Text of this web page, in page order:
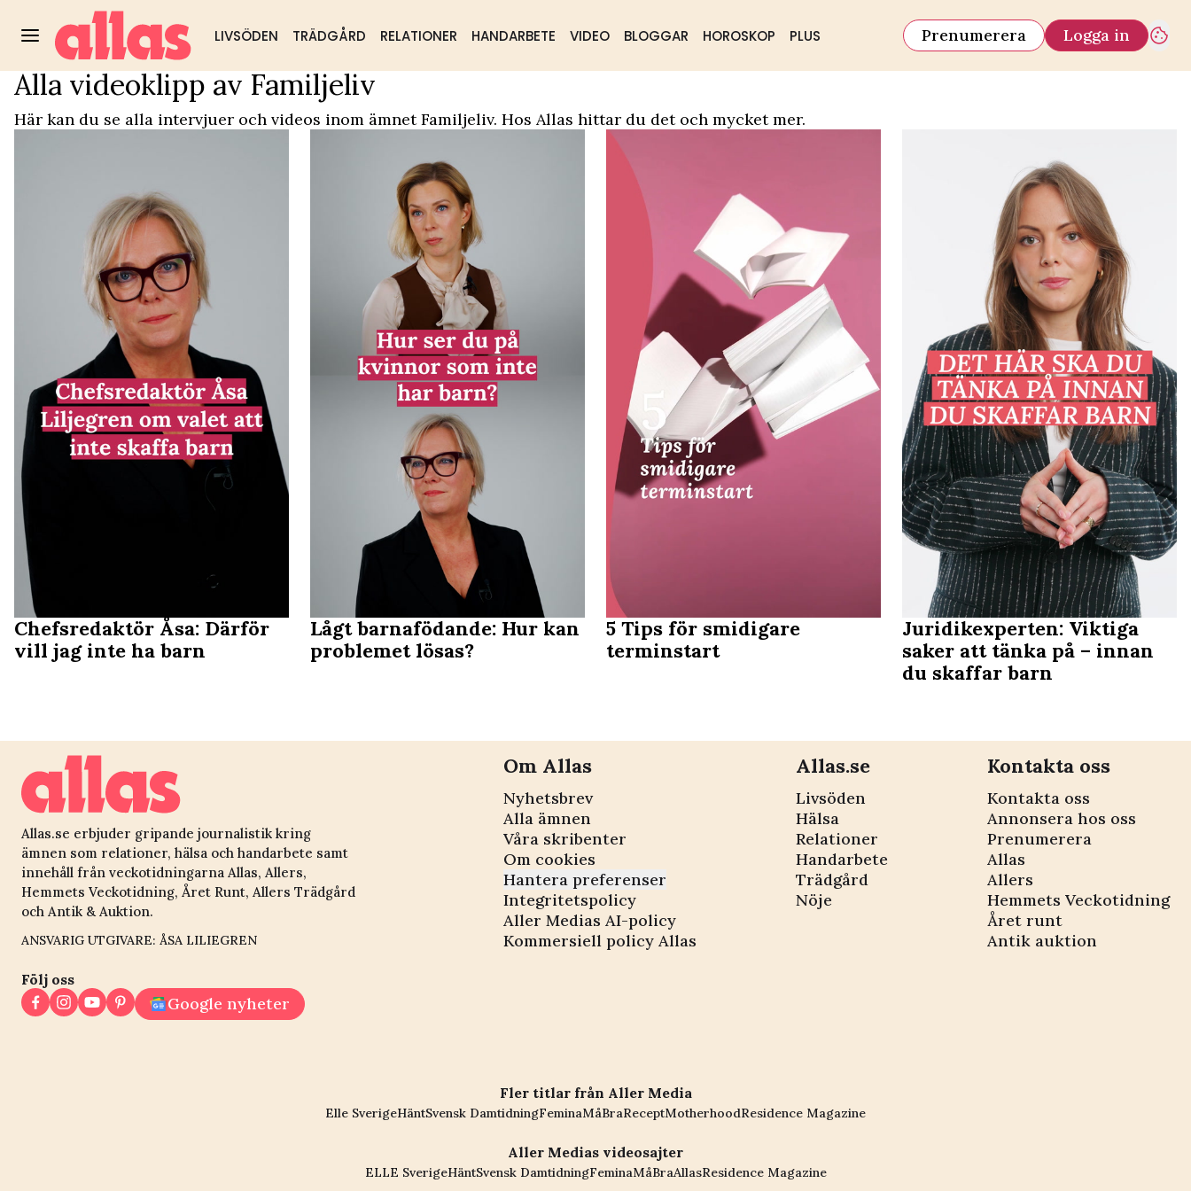
LIVSÖDEN TRÄDGÅRD RELATIONER HANDARBETE VIDEO BLOGGAR HOROSKOP PLUS Prenumerera Logga in
Populärt: Trädgård DIY & husmorstips Hälsa & välmående
Video Start/Familjeliv
Alla videoklipp av Familjeliv
Här kan du se alla intervjuer och videos inom ämnet Familjeliv. Hos Allas hittar du det och mycket mer.
Chefsredaktör Åsa: Därför
vill jag inte ha barn
Lågt barnafödande: Hur kan
problemet lösas?
5 Tips för smidigare
terminstart
Juridikexperten: Viktiga
saker att tänka på – innan
du skaffar barn
Allas.se erbjuder gripande journalistik kring
ämnen som relationer, hälsa och handarbete samt
innehåll från veckotidningarna Allas, Allers,
Hemmets Veckotidning, Året Runt, Allers Trädgård
och Antik & Auktion.
ANSVARIG UTGIVARE: ÅSA LILIEGREN
Följ oss
Google nyheter
Om Allas
Nyhetsbrev
Alla ämnen
Våra skribenter
Om cookies
Hantera preferenser
Integritetspolicy
Aller Medias AI-policy
Kommersiell policy Allas
Allas.se
Livsöden
Hälsa
Relationer
Handarbete
Trädgård
Nöje
Kontakta oss
Kontakta oss
Annonsera hos oss
Prenumerera
Allas
Allers
Hemmets Veckotidning
Året runt
Antik auktion
Fler titlar från Aller Media
Elle SverigeHäntSvensk DamtidningFeminaMåBraReceptMotherhoodResidence Magazine
Aller Medias videosajter
ELLE SverigeHäntSvensk DamtidningFeminaMåBraAllasResidence Magazine